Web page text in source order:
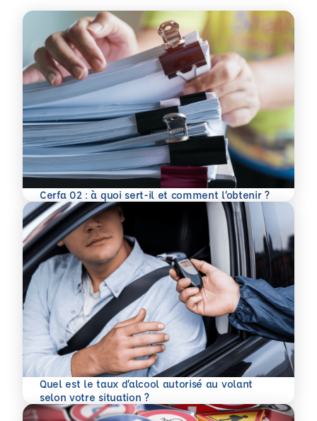
Cerfa 02 : à quoi sert-il et comment l’obtenir ?
En savoir plus
Quel est le taux d’alcool autorisé au volant
selon votre situation ?
En savoir plus